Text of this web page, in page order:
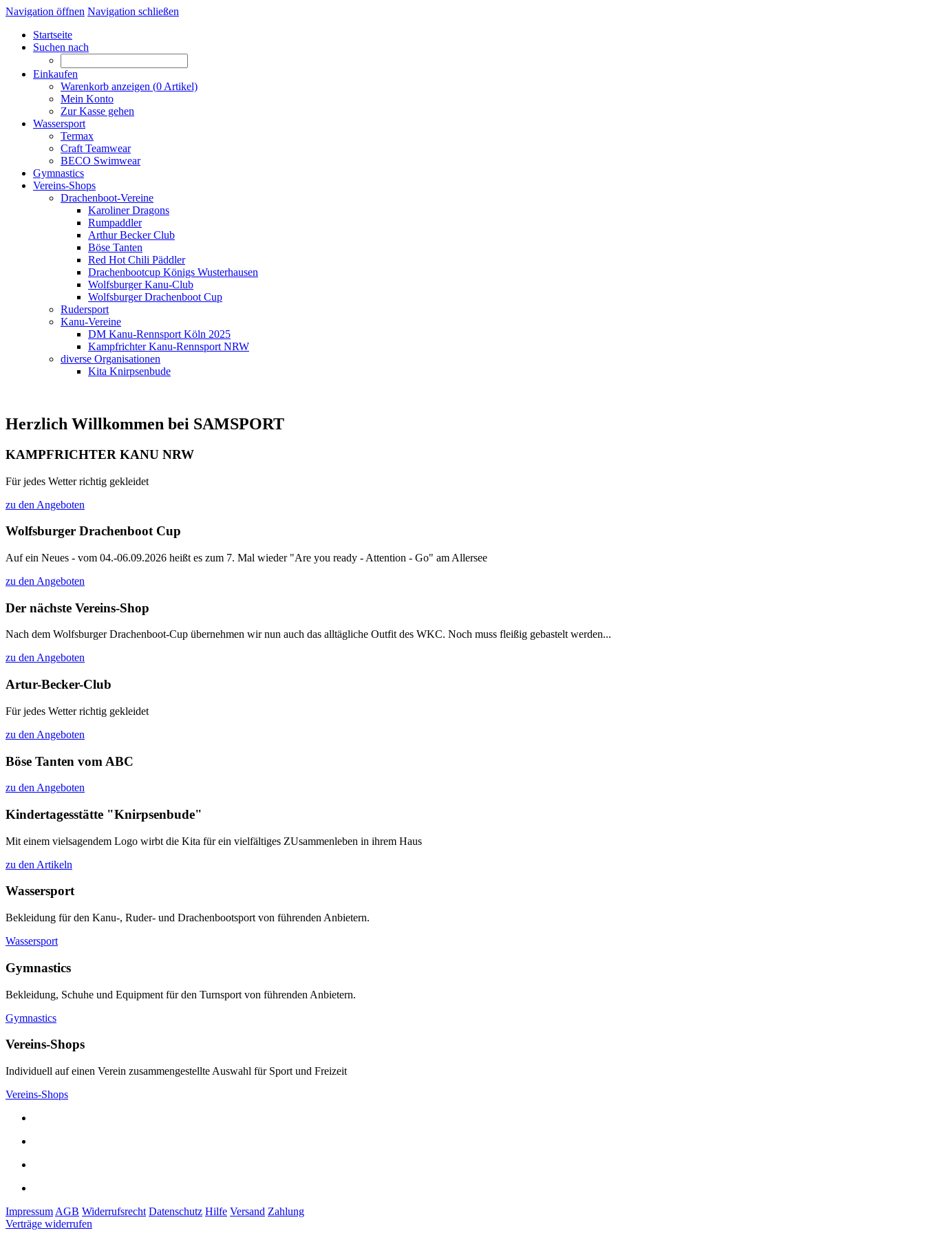
Navigation öffnen Navigation schließen
Startseite
Suchen nach
Einkaufen
Warenkorb anzeigen (0 Artikel)
Mein Konto
Zur Kasse gehen
Wassersport
Termax
Craft Teamwear
BECO Swimwear
Gymnastics
Vereins-Shops
Drachenboot-Vereine
Karoliner Dragons
Rumpaddler
Arthur Becker Club
Böse Tanten
Red Hot Chili Päddler
Drachenbootcup Königs Wusterhausen
Wolfsburger Kanu-Club
Wolfsburger Drachenboot Cup
Rudersport
Kanu-Vereine
DM Kanu-Rennsport Köln 2025
Kampfrichter Kanu-Rennsport NRW
diverse Organisationen
Kita Knirpsenbude
Herzlich Willkommen bei SAMSPORT
KAMPFRICHTER KANU NRW
Für jedes Wetter richtig gekleidet
zu den Angeboten
Wolfsburger Drachenboot Cup
Auf ein Neues - vom 04.-06.09.2026 heißt es zum 7. Mal wieder "Are you ready - Attention - Go" am Allersee
zu den Angeboten
Der nächste Vereins-Shop
Nach dem Wolfsburger Drachenboot-Cup übernehmen wir nun auch das alltägliche Outfit des WKC. Noch muss fleißig gebastelt werden...
zu den Angeboten
Artur-Becker-Club
Für jedes Wetter richtig gekleidet
zu den Angeboten
Böse Tanten vom ABC
zu den Angeboten
Kindertagesstätte "Knirpsenbude"
Mit einem vielsagendem Logo wirbt die Kita für ein vielfältiges ZUsammenleben in ihrem Haus
zu den Artikeln
Wassersport
Bekleidung für den Kanu-, Ruder- und Drachenbootsport von führenden Anbietern.
Wassersport
Gymnastics
Bekleidung, Schuhe und Equipment für den Turnsport von führenden Anbietern.
Gymnastics
Vereins-Shops
Individuell auf einen Verein zusammengestellte Auswahl für Sport und Freizeit
Vereins-Shops
Impressum AGB Widerrufsrecht Datenschutz Hilfe Versand Zahlung
Verträge widerrufen